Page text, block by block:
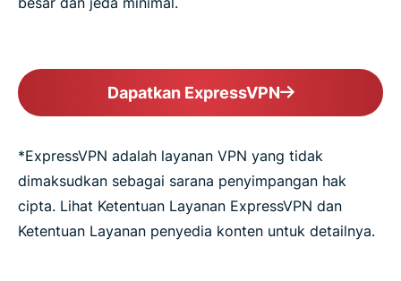
Dapatkan ExpressVPN
*ExpressVPN adalah layanan VPN yang tidak
dimaksudkan sebagai sarana penyimpangan hak
cipta. Lihat Ketentuan Layanan ExpressVPN dan
Ketentuan Layanan penyedia konten untuk detailnya.